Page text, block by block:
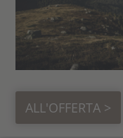
ALL'OFFERTA >